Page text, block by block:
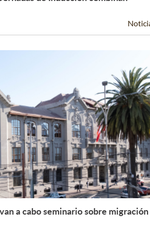
Leer Más +
Leer Más +
a cabo seminario sobre migración